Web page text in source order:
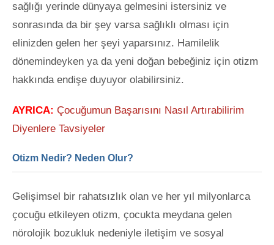
sağlığı yerinde dünyaya gelmesini istersiniz ve
sonrasında da bir şey varsa sağlıklı olması için
elinizden gelen her şeyi yaparsınız. Hamilelik
dönemindeyken ya da yeni doğan bebeğiniz için otizm
hakkında endişe duyuyor olabilirsiniz.
AYRICA: Çocuğumun Başarısını Nasıl Artırabilirim
Diyenlere Tavsiyeler
Otizm Nedir? Neden Olur?
Gelişimsel bir rahatsızlık olan ve her yıl milyonlarca
çocuğu etkileyen otizm, çocukta meydana gelen
nörolojik bozukluk nedeniyle iletişim ve sosyal